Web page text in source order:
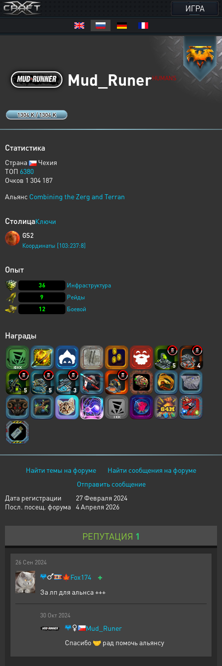
ИГРА
1304 K / 1304 K
Mud_RunerHUMANS
Статистика
Страна
Чехия
ТОП 6380
Очков 1 304 187
Альянс Combining the Zerg and Terran
СтолицаКлючи
GS2
Координаты [103:237:8]
Опыт
36
Инфраструктура
9
Рейды
12
Боевой
Награды
5 4
5 5 3
Найти темы на форуме
Найти сообщения на форуме
Отправить сообщение
Дата регистрации
27 Февраля 2024
Посл. посещ. форума 4 Апреля 2026
РЕПУТАЦИЯ 1
26 Сен 2024
🍁Fox174 +
За лп для альнса +++
30 Окт 2024
Mud_Runer
Спасибо 🤝 рад помочь альянсу